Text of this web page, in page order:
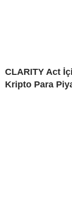
CLARITY Act
Kripto Para